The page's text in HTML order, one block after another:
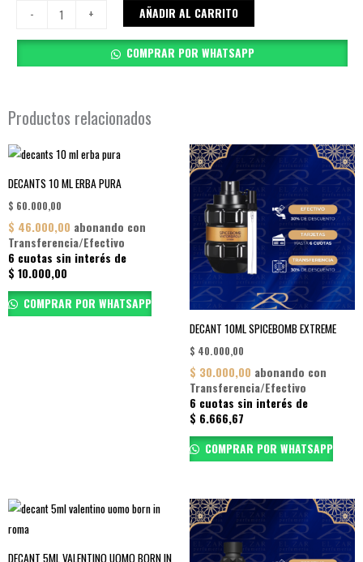
-
EROS
cantidad
+ AÑADIR AL CARRITO
COMPRAR POR WHATSAPP
Productos relacionados
DECANTS 10 ML ERBA PURA
$ 60.000,00
$ 46.000,00 abonando con
Transferencia/Efectivo
6 cuotas sin interés de
$ 10.000,00
COMPRAR POR WHATSAPP
DECANT 10ML SPICEBOMB EXTREME
$ 40.000,00
$ 30.000,00 abonando con
Transferencia/Efectivo
6 cuotas sin interés de
$ 6.666,67
COMPRAR POR WHATSAPP
DECANT 5ML VALENTINO UOMO BORN IN